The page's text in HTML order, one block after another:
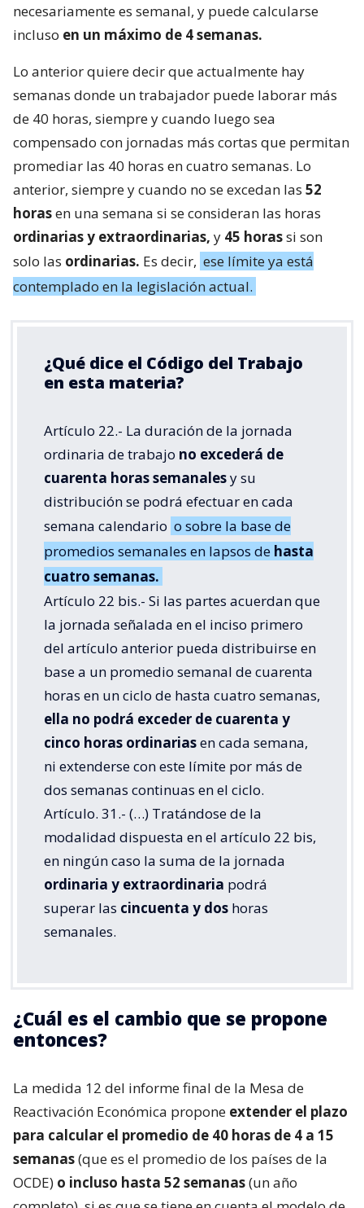
necesariamente es semanal, y puede calcularse
incluso en un máximo de 4 semanas.
Lo anterior quiere decir que actualmente hay
semanas donde un trabajador puede laborar más
de 40 horas, siempre y cuando luego sea
compensado con jornadas más cortas que permitan
promediar las 40 horas en cuatro semanas. Lo
anterior, siempre y cuando no se excedan las 52
horasen una semana si se consideran las horas
ordinarias y extraordinarias, y 45 horassi son
solo las ordinarias. Es decir, ese límite ya está
contemplado en la legislación actual.
¿Qué dice el Código del Trabajo
en esta materia?
Artículo 22.- La duración de la jornada
ordinaria de trabajo no excederá de
cuarenta horas semanalesy su
distribución se podrá efectuar en cada
semana calendario o sobre la base de
promedios semanales en lapsos de hasta
cuatro semanas.
Artículo 22 bis.- Si las partes acuerdan que
la jornada señalada en el inciso primero
del artículo anterior pueda distribuirse en
base a un promedio semanal de cuarenta
horas en un ciclo de hasta cuatro semanas,
ella no podrá exceder de cuarenta y
cinco horas ordinariasen cada semana,
ni extenderse con este límite por más de
dos semanas continuas en el ciclo.
Artículo. 31.- (…) Tratándose de la
modalidad dispuesta en el artículo 22 bis,
en ningún caso la suma de la jornada
ordinaria y extraordinaria podrá
superar las cincuenta y dos horas
semanales.
¿Cuál es el cambio que se propone
entonces?
La medida 12 del informe final de la Mesa de
Reactivación Económica propone extender el plazo
para calcular el promedio de 40 horas de 4 a 15
semanas(que es el promedio de los países de la
OCDE) o incluso hasta 52 semanas(un año